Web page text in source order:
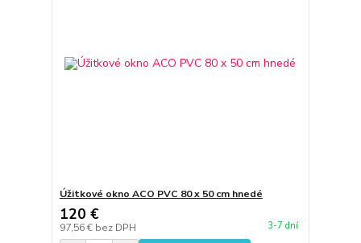
Úžitkové okno ACO PVC 80 x 50 cm hnedé
120 €
97,56 € bez DPH 3-7 dní